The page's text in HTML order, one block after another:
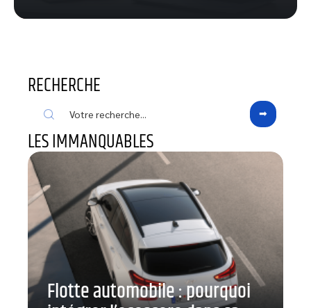
RECHERCHE
LES IMMANQUABLES
Flotte automobile : pourquoi